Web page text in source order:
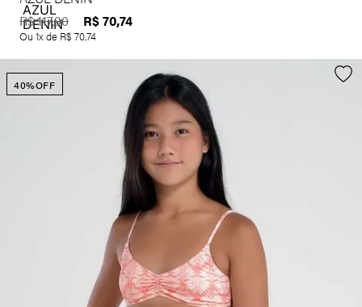
R$117,90 R$70,74
Ou 1x de R$ 70,74
40%OFF